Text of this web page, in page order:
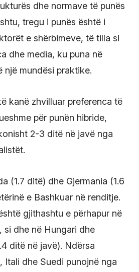
dhe normave të punës
tregu i punës është i
e shërbimeve, të tilla si
dhe media, ku puna në
një mundësi praktike.
kanë zhvilluar preferenca të
për punën hibride,
2-3 ditë në javë nga
(1.7 ditë) dhe Gjermania (1.6
e Bashkuar në renditje.
gjithashtu e përhapur në
si dhe në Hungari dhe
ditë në javë). Ndërsa
Itali dhe Suedi punojnë nga